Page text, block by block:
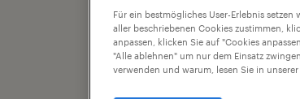
Für ein bestmögliches User-Erlebnis
aller beschriebenen Cookies zustimmen,
anpassen, klicken Sie auf "Cookies
"Alle ablehnen" um nur dem Einsatz
verwenden und warum, lesen Sie in unserer